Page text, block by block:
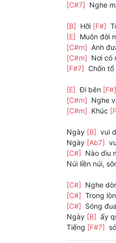
[C#7] Nghe
[B] Hỡi [F#]
[E] Muôn đời
[C#m] Anh
[C#m] Nơi có
[F#7] Chốn tổ
[E] Đi bên [F#]
[C#m] Nghe
[C#m] Khúc
Ngày [B] vui
Ngày [Ab7]
[C#] Nào dìu
Núi liền núi,
[C#] Nghe
[C#] Trong
[C#] Sóng
Ngày [B] ấy
Tiếng [F#7]